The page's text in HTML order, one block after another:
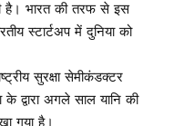
है। भारत की तरफ से इस
स्टार्टअप में दुनिया को
सुरक्षा सेमीकंडक्टर
के द्वारा अगले साल यानि की
गया है।